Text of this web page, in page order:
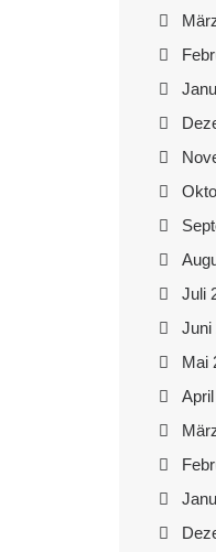
Juli
Juni
Mai